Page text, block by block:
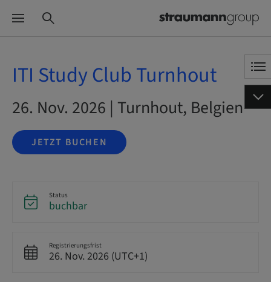
ITI Study Club Turnhout
26. Nov. 2026 | Turnhout, Belgien
JETZT BUCHEN
Status
buchbar
Registrierungsfrist
26. Nov. 2026 (UTC+1)